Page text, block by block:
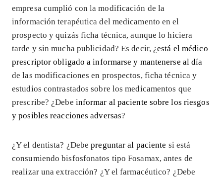
empresa cumplió con la modificación de la
información terapéutica del medicamento en el
prospecto y quizás ficha técnica, aunque lo hiciera
tarde y sin mucha publicidad? Es decir, ¿está el médico
prescriptor obligado a informarse y mantenerse al día
de las modificaciones en prospectos, ficha técnica y
estudios contrastados sobre los medicamentos que
prescribe? ¿Debe informar al paciente sobre los riesgos
y posibles reacciones adversas?
¿Y el dentista? ¿Debepreguntar al paciente si está
consumiendo bisfosfonatos tipo Fosamax, antes de
realizar una extracción? ¿Y el farmacéutico? ¿Debe